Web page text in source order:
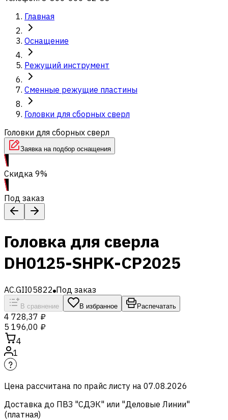
Главная
Оснащение
Режущий инструмент
Сменные режущие пластины
Головки для сборных сверл
Головки для сборных сверл
Заявка на подбор оснащения
Скидка 9%
Под заказ
Головка для сверла
DH0125-SHPK-CP2025
AC.GII05822 Под заказ
В сравнение В избранное Распечатать
4 728,37 ₽
5 196,00 ₽
4
1
Цена рассчитана по прайс листу на 07.08.2026
Доставка до ПВЗ "СДЭК" или "Деловые Линии"
(платная)